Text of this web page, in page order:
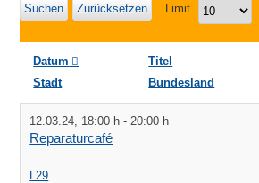
Suchen Zurücksetzen Limit
Datum Titel
Stadt
Bundesland
12.03.24 18:00 h - 20:00 h
Reparaturcafé
L29